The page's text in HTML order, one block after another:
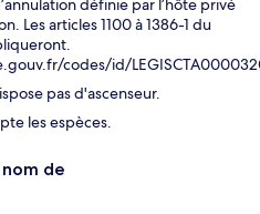
définie par l’hôte privé
Les articles 1100 à 1386-1 du
codes/id/
pas d'ascenseur.
les espèces.
nom de